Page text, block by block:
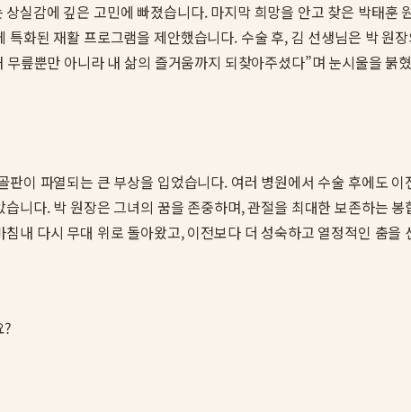
실감에 깊은 고민에 빠졌습니다. 마지막 희망을 안고 찾은 박태훈
화된 재활 프로그램을 제안했습니다. 수술 후, 김 선생님은 박 원
릎뿐만 아니라 내 삶의 즐거움까지 되찾아주셨다”며 눈시울을 붉
이 파열되는 큰 부상을 입었습니다. 여러 병원에서 수술 후에도
니다. 박 원장은 그녀의 꿈을 존중하며, 관절을 최대한 보존하는
내 다시 무대 위로 돌아왔고, 이전보다 더 성숙하고 열정적인 춤